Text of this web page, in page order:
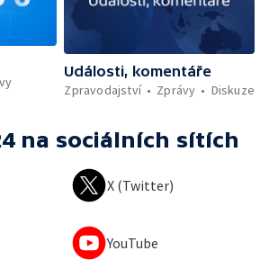
Události, komentáře
Zpravodajství
Zprávy Diskuze
na sociálních sítích
X (Twitter)
YouTube